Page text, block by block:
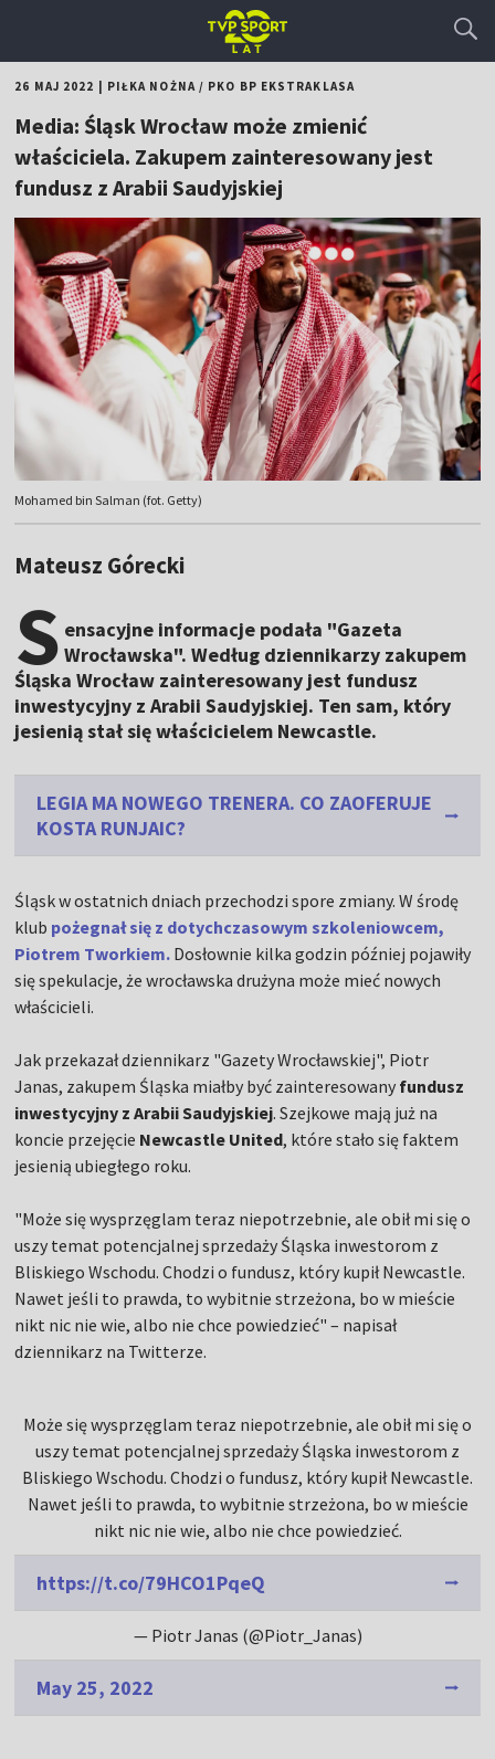
26 MAJ 2022 PIŁKA NOŻNA/ PKO BP EKSTRAKLASA
Media: Śląsk Wrocław może zmienić
właściciela. Zakupem zainteresowany jest
fundusz z Arabii Saudyjskiej
Mohamed bin Salman (fot. Getty)
Mateusz Górecki
S ensacyjne informacje podała "Gazeta
Wrocławska". Według dziennikarzy zakupem
Śląska Wrocław zainteresowany jest fundusz
inwestycyjny z Arabii Saudyjskiej. Ten sam, który
jesienią stał się właścicielem Newcastle.
LEGIA MA NOWEGO TRENERA. CO ZAOFERUJE
KOSTA RUNJAIC?
Śląsk w ostatnich dniach przechodzi spore zmiany. W środę
klub pożegnał się z dotychczasowym szkoleniowcem,
Piotrem Tworkiem. Dosłownie kilka godzin później pojawiły
się spekulacje, że wrocławska drużyna może mieć nowych
właścicieli.
Jak przekazał dziennikarz "Gazety Wrocławskiej", Piotr
Janas, zakupem Śląska miałby być zainteresowany fundusz
inwestycyjny z Arabii Saudyjskiej. Szejkowe mają już na
koncie przejęcie Newcastle United, które stało się faktem
jesienią ubiegłego roku.
"Może się wysprzęglam teraz niepotrzebnie, ale obił mi się o
uszy temat potencjalnej sprzedaży Śląska inwestorom z
Bliskiego Wschodu. Chodzi o fundusz, który kupił Newcastle.
Nawet jeśli to prawda, to wybitnie strzeżona, bo w mieście
nikt nic nie wie, albo nie chce powiedzieć" – napisał
dziennikarz na Twitterze.
Może się wysprzęglam teraz niepotrzebnie, ale obił mi się o
uszy temat potencjalnej sprzedaży Śląska inwestorom z
Bliskiego Wschodu. Chodzi o fundusz, który kupił Newcastle.
Nawet jeśli to prawda, to wybitnie strzeżona, bo w mieście
nikt nic nie wie, albo nie chce powiedzieć.
https://t.co/79HCO1PqeQ
— Piotr Janas (@Piotr_Janas)
May 25, 2022